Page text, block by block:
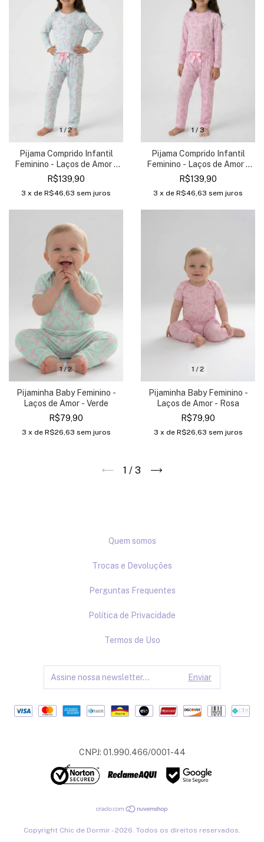
1 /2
Pijama Comprido Infantil
Feminino - Laços de Amor -
Verde
R$139,90
3 x de R$46,63 sem juros
1 / 3
Pijama Comprido Infantil
Feminino - Laços de Amor -
Rosa
R$139,90
3 x de R$46,63 sem juros
1/2
Pijaminha Baby Feminino -
Laços de Amor - Verde
R$79,90
3 x de R$26,63 sem juros
1 /2
Pijaminha Baby Feminino -
Laços de Amor - Rosa
R$79,90
3 x de R$26,63 sem juros
1 / 3
Quem somos
Trocas e Devoluções
Perguntas Frequentes
Política de Privacidade
Termos de Uso
CNPJ: 01.990.466/0001-44
Copyright Chic de Dormir - 2026. Todos os direitos reservados.